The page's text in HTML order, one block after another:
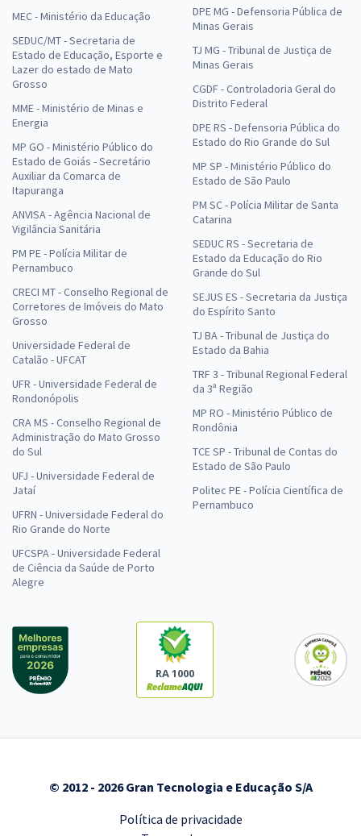
MEC - Ministério da Educação
SEDUC/MT - Secretaria de
Estado de Educação, Esporte e
Lazer do estado de Mato
Grosso
MME - Ministério de Minas e
Energia
MP GO - Ministério Público do
Estado de Goiás - Secretário
Auxiliar da Comarca de
Itapuranga
ANVISA - Agência Nacional de
Vigilância Sanitária
PM PE - Polícia Militar de
Pernambuco
CRECI MT - Conselho Regional de
Corretores de Imóveis do Mato
Grosso
Universidade Federal de
Catalão - UFCAT
UFR - Universidade Federal de
Rondonópolis
CRA MS - Conselho Regional de
Administração do Mato Grosso
do Sul
UFJ - Universidade Federal de
Jataí
UFRN - Universidade Federal do
Rio Grande do Norte
UFCSPA - Universidade Federal
de Ciência da Saúde de Porto
Alegre
DPE MG - Defensoria Pública de
Minas Gerais
TJ MG - Tribunal de Justiça de
Minas Gerais
CGDF - Controladoria Geral do
Distrito Federal
DPE RS - Defensoria Pública do
Estado do Rio Grande do Sul
MP SP - Ministério Público do
Estado de São Paulo
PM SC - Polícia Militar de Santa
Catarina
SEDUC RS - Secretaria de
Estado da Educação do Rio
Grande do Sul
SEJUS ES - Secretaria da Justiça
do Espírito Santo
TJ BA - Tribunal de Justiça do
Estado da Bahia
TRF 3 - Tribunal Regional Federal
da 3ª Região
MP RO - Ministério Público de
Rondônia
TCE SP - Tribunal de Contas do
Estado de São Paulo
Politec PE - Polícia Científica de
Pernambuco
RA 1000
© 2012 - 2026 Gran Tecnologia e Educação S/A
Política de privacidade